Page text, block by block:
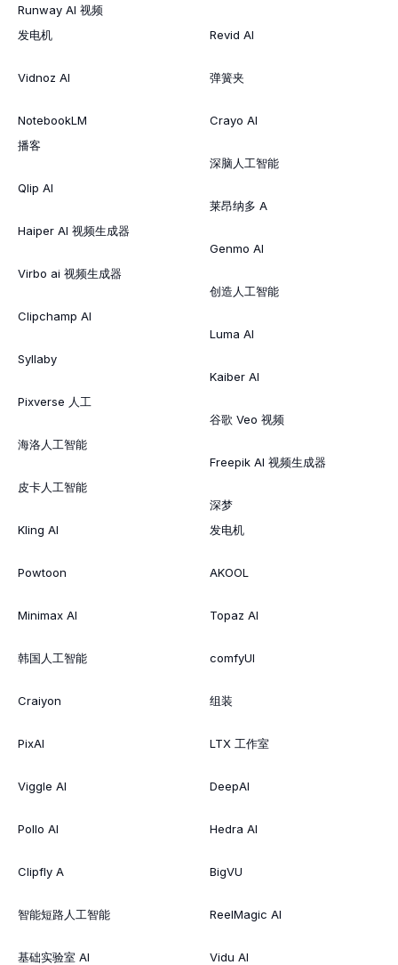
Runway AI 视频
发电机
Vidnoz AI
NotebookLM
播客
Qlip AI
Haiper AI 视频生成器
Virbo ai 视频生成器
Clipchamp AI
Syllaby
Pixverse 人工
海洛人工智能
皮卡人工智能
Kling AI
Powtoon
Minimax AI
韩国人工智能
Craiyon
PixAI
Viggle AI
Pollo AI
Clipfly A
智能短路人工智能
基础实验室 AI
Revid AI
弹簧夹
Crayo AI
深脑人工智能
莱昂纳多 A
Genmo AI
创造人工智能
Luma AI
Kaiber AI
谷歌 Veo 视频
Freepik AI 视频生成器
深梦
发电机
AKOOL
Topaz AI
comfyUI
组装
LTX 工作室
DeepAI
Hedra AI
BigVU
ReelMagic AI
Vidu AI